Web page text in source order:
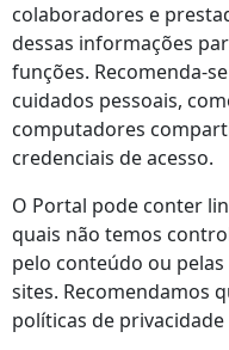
colaboradores e
dessas informações
funções.
cuidados pessoais,
computadores
credenciais de acesso.
O Portal pode conter
quais não temos
pelo conteúdo ou
sites. Recomendamos
políticas de